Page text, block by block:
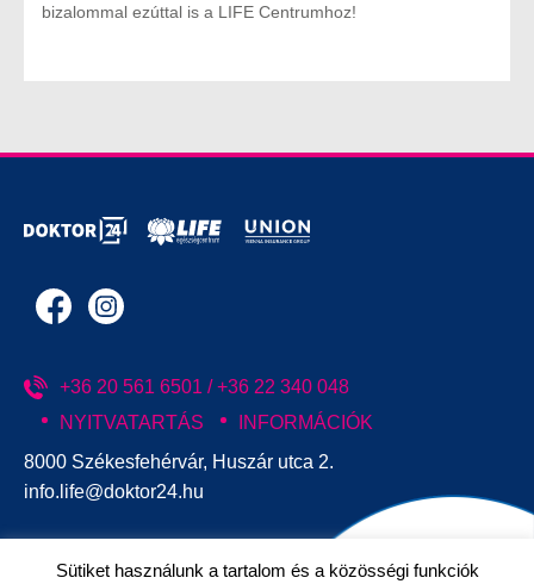
bizalommal ezúttal is a LIFE Centrumhoz!
+36 20 561 6501 / +36 22 340 048
NYITVATARTÁS
INFORMÁCIÓK
8000 Székesfehérvár, Huszár utca 2.
info.life@doktor24.hu
Sütiket használunk a tartalom és a közösségi funkciók